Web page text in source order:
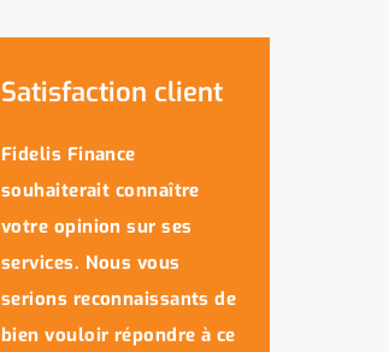
Satisfaction client
Fidelis Finance
souhaiterait connaître
votre opinion sur ses
services. Nous vous
serions reconnaissants de
bien vouloir répondre à ce